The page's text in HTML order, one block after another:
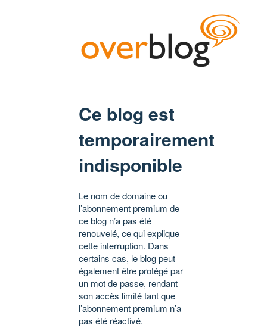
Ce blog est
temporairement
indisponible
Le nom de domaine ou
l’abonnement premium de
ce blog n’a pas été
renouvelé, ce qui explique
cette interruption. Dans
certains cas, le blog peut
également être protégé par
un mot de passe, rendant
son accès limité tant que
l’abonnement premium n’a
pas été réactivé.